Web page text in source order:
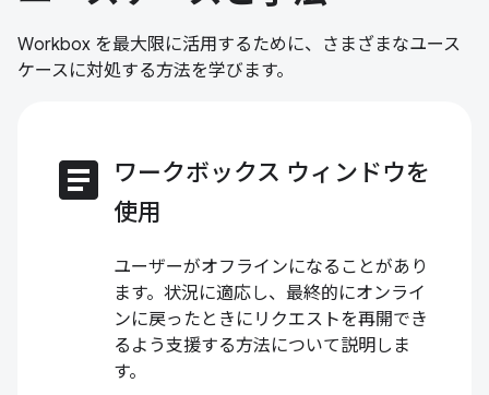
Workbox を最大限に活用するために、さまざまなユース
ケースに対処する方法を学びます。
article ワークボックス ウィンドウを
使用
ユーザーがオフラインになることがあり
ます。状況に適応し、最終的にオンライ
ンに戻ったときにリクエストを再開でき
るよう支援する方法について説明しま
す。